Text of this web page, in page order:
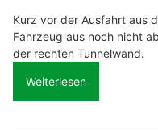
Kurz vor der Ausfahrt aus
Fahrzeug aus noch nicht
der rechten Tunnelwand.
Weiterlesen